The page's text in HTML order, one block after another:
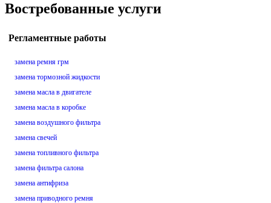
Востребованные услуги
Регламентные работы
замена ремня грм
замена тормозной жидкости
замена масла в двигателе
замена масла в коробке
замена воздушного фильтра
замена свечей
замена топливного фильтра
замена фильтра салона
замена антифриза
замена приводного ремня